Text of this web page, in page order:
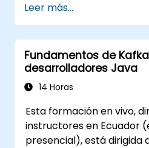
Escribir aplicaciones
Kafka Streams &
Integrar una
con Confluent Cloud
implementaciones de
Adquirir experiencia
Leer más...
Fundamentos de
desarrolladores Java
14 Horas
Esta formación en vivo,
instructores en Ecuador
presencial), está dirigida